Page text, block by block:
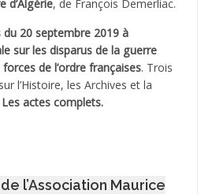
d’Algérie, de François Demerliac.
du 20 septembre 2019 à
sur les disparus de la guerre
de l’ordre françaises. Trois
l’Histoire, les Archives et la
Les actes complets.
l’Association Maurice